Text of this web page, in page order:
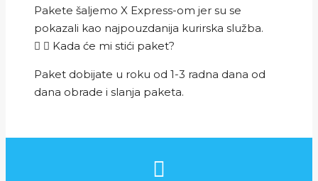
Pakete šaljemo X Express-om jer su se
pokazali kao najpouzdanija kurirska služba.
Kada će mi stići paket?
Paket dobijate u roku od 1-3 radna dana od
dana obrade i slanja paketa.